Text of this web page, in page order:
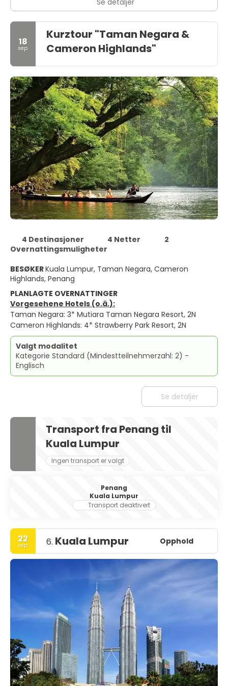
Se detaljer
18
sep.
Kurztour "Taman Negara &
Cameron Highlands"
4 Destinasjoner 4 Netter
2
Overnattingsmuligheter
BESØKERKuala Lumpur, Taman Negara, Cameron
Highlands, Penang
PLANLAGTE OVERNATTINGER
Vorgesehene Hotels (o.ä.):
Taman Negara: 3* Mutiara Taman Negara Resort, 2N
Cameron Highlands: 4* Strawberry Park Resort, 2N
Valgt modalitet
Kategorie Standard (Mindestteilnehmerzahl: 2) -
Englisch
Se detaljer
Transport fra Penang til
Kuala Lumpur
Ingen transport er valgt
Penang
Kuala Lumpur
Transport deaktivert
22
sep. 6. Kuala Lumpur Opphold